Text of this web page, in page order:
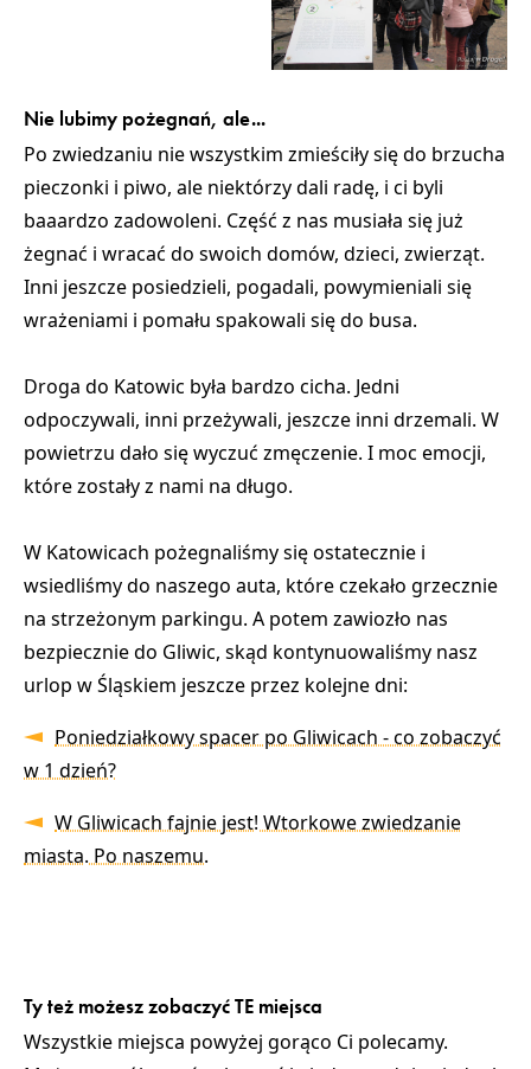
Nie lubimy pożegnań, ale...
Po zwiedzaniu nie wszystkim zmieściły się do brzucha
pieczonki i piwo, ale niektórzy dali radę, i ci byli
baaardzo zadowoleni. Część z nas musiała się już
żegnać i wracać do swoich domów, dzieci, zwierząt.
Inni jeszcze posiedzieli, pogadali, powymieniali się
wrażeniami i pomału spakowali się do busa.
Droga do Katowic była bardzo cicha. Jedni
odpoczywali, inni przeżywali, jeszcze inni drzemali. W
powietrzu dało się wyczuć zmęczenie. I moc emocji,
które zostały z nami na długo.
W Katowicach pożegnaliśmy się ostatecznie i
wsiedliśmy do naszego auta, które czekało grzecznie
na strzeżonym parkingu. A potem zawiozło nas
bezpiecznie do Gliwic, skąd kontynuowaliśmy nasz
urlop w Śląskiem jeszcze przez kolejne dni:
Poniedziałkowy spacer po Gliwicach - co zobaczyć
w 1 dzień?
W Gliwicach fajnie jest! Wtorkowe zwiedzanie
miasta. Po naszemu.
Ty też możesz zobaczyć TE miejsca
Wszystkie miejsca powyżej gorąco Ci polecamy.